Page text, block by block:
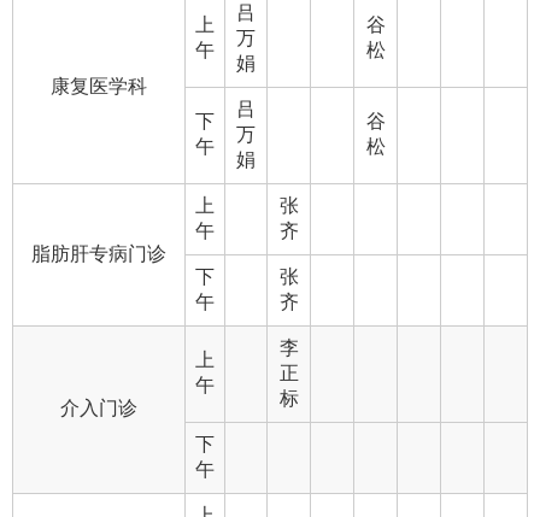
康复医学科
上
午
吕
万
娟
谷
松
下
午
吕
万
娟
谷
松
脂肪肝专病门诊
上
午
张
齐
下
午
张
齐
介入门诊
上
午
李
正
标
下
午